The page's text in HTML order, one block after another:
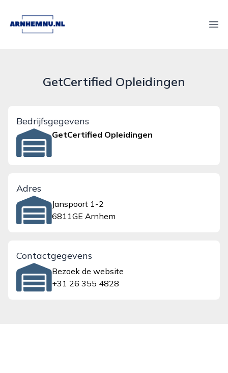
arnhemnu.nl
GetCertified Opleidingen
Bedrijfsgegevens
GetCertified Opleidingen
Adres
Janspoort 1-2
6811GE Arnhem
Contactgegevens
Bezoek de website
+31 26 355 4828